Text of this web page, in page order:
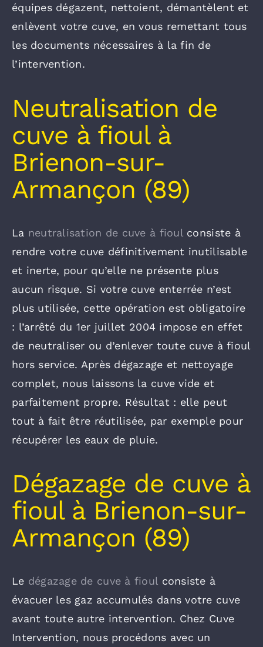
équipes dégazent, nettoient, démantèlent et
enlèvent votre cuve, en vous remettant tous
les documents nécessaires à la fin de
l’intervention.
Neutralisation de
cuve à fioul à
Brienon-sur-
Armançon (89)
La neutralisation de cuve à fioul consiste à
rendre votre cuve définitivement inutilisable
et inerte, pour qu’elle ne présente plus
aucun risque. Si votre cuve enterrée n’est
plus utilisée, cette opération est obligatoire
: l’arrêté du 1er juillet 2004 impose en effet
de neutraliser ou d’enlever toute cuve à fioul
hors service. Après dégazage et nettoyage
complet, nous laissons la cuve vide et
parfaitement propre. Résultat : elle peut
tout à fait être réutilisée, par exemple pour
récupérer les eaux de pluie.
Dégazage de cuve à
fioul à Brienon-sur-
Armançon (89)
Le dégazage de cuve à fioul consiste à
évacuer les gaz accumulés dans votre cuve
avant toute autre intervention. Chez Cuve
Intervention, nous procédons avec un